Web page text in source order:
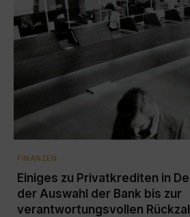
FINANZEN
Einiges zu Privatkrediten in
der Auswahl der Bank bis zur
verantwortungsvollen